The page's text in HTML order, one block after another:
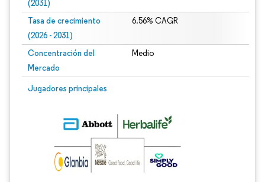
(2031)
Tasa de crecimiento
(2026 - 2031)
6.56% CAGR
Concentración del
Mercado
Medio
Jugadores principales
Imagen © Mordor Intelligence. El uso requiere atribución según CC BY 4.0.